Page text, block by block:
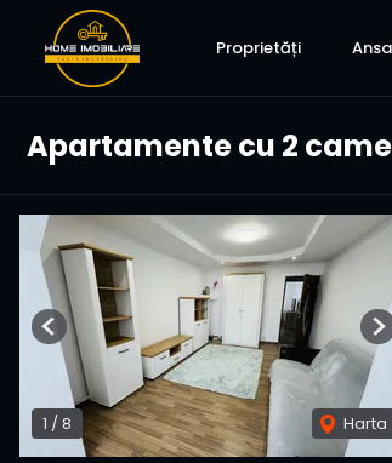
Proprietăți
Apartamente cu 2
1 /8 Harta
Previous